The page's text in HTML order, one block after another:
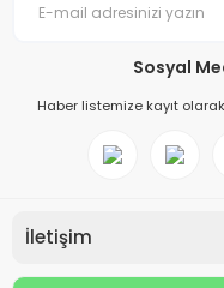
Sosyal
Haber listemize kayıt
İletişim